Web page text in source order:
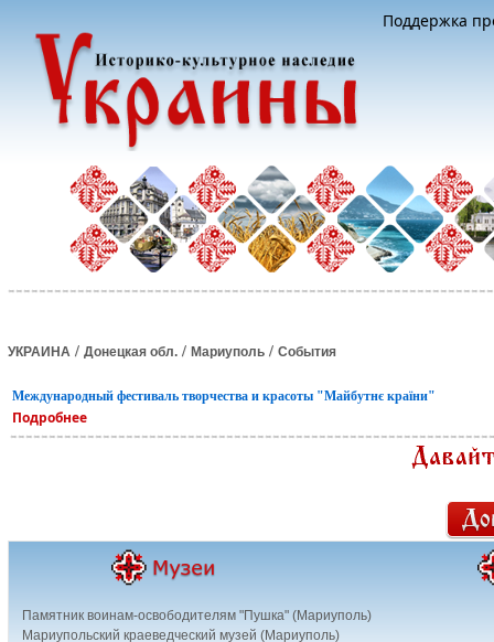
Поддержка
УКРАИНА / Донецкая обл. / Мариуполь / События
Международный фестиваль творчества и красоты "Майбутнє країни"
Подробнее
Памятник воинам-освободителям "Пушка" (Мариуполь)
Мариупольский краеведческий музей (Мариуполь)